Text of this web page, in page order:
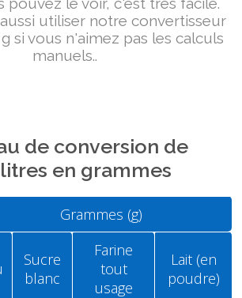
utiliser notre convertisseur
si vous n'aimez pas les calculs
manuels..
de conversion de
en grammes
Grammes (g)
Sucre
blanc
Farine
tout
usage
Lait (en
poudre)